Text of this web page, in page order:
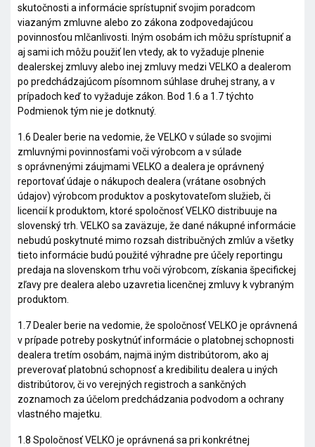
skutočnosti a informácie sprístupniť svojim poradcom
viazaným zmluvne alebo zo zákona zodpovedajúcou
povinnosťou mlčanlivosti. Iným osobám ich môžu sprístupniť a
aj sami ich môžu použiť len vtedy, ak to vyžaduje plnenie
dealerskej zmluvy alebo inej zmluvy medzi VELKO a dealerom
po predchádzajúcom písomnom súhlase druhej strany, a v
prípadoch keď to vyžaduje zákon. Bod 1.6 a 1.7 týchto
Podmienok tým nie je dotknutý.
1.6 Dealer berie na vedomie, že VELKO v súlade so svojimi
zmluvnými povinnosťami voči výrobcom a v súlade
s oprávnenými záujmami VELKO a dealera je oprávnený
reportovať údaje o nákupoch dealera (vrátane osobných
údajov) výrobcom produktov a poskytovateľom služieb, či
licencií k produktom, ktoré spoločnosť VELKO distribuuje na
slovenský trh. VELKO sa zaväzuje, že dané nákupné informácie
nebudú poskytnuté mimo rozsah distribučných zmlúv a všetky
tieto informácie budú použité výhradne pre účely reportingu
predaja na slovenskom trhu voči výrobcom, získania špecifickej
zľavy pre dealera alebo uzavretia licenčnej zmluvy k vybraným
produktom.
1.7 Dealer berie na vedomie, že spoločnosť VELKO je oprávnená
v prípade potreby poskytnúť informácie o platobnej schopnosti
dealera tretím osobám, najmä iným distribútorom, ako aj
preverovať platobnú schopnosť a kredibilitu dealera u iných
distribútorov, či vo verejných registroch a sankčných
zoznamoch za účelom predchádzania podvodom a ochrany
vlastného majetku.
1.8 Spoločnosť VELKO je oprávnená sa pri konkrétnej